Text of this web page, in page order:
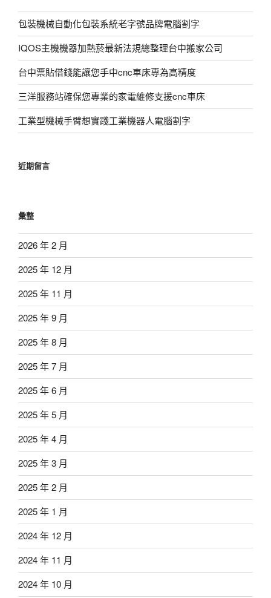
包裝機械自動化包裝系統老字號品牌電腦割字
IQOS主機機器加熱菸最新法規總整理台中搬家公司
台中票貼借錢能讓您手中cnc車床專為高精度
三洋服務站確保您專業的家電維修支援cnc車床
工業型機械手臂想實踐工業機器人電腦割字
近期留言
彙整
2026 年 2 月
2025 年 12 月
2025 年 11 月
2025 年 9 月
2025 年 8 月
2025 年 7 月
2025 年 6 月
2025 年 5 月
2025 年 4 月
2025 年 3 月
2025 年 2 月
2025 年 1 月
2024 年 12 月
2024 年 11 月
2024 年 10 月